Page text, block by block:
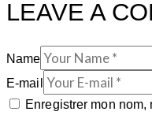
LEAVE A
Name
E-mail
Enregistrer mon